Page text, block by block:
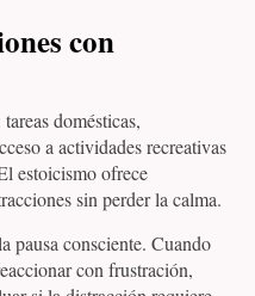
con
domésticas,
a actividades recreativas
estoicismo ofrece
sin perder la calma.
pausa consciente. Cuando
con frustración,